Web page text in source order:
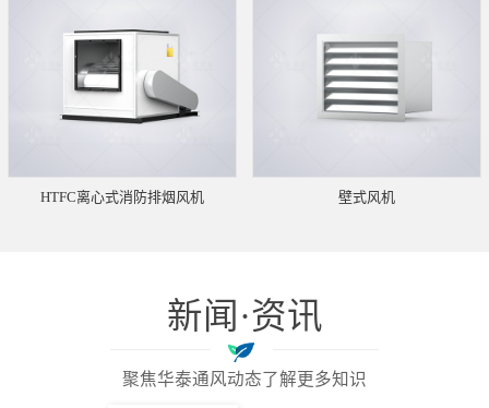
HTFC离心式消防排烟风机 壁式风机
新闻·资讯
聚焦华泰通风动态了解更多知识